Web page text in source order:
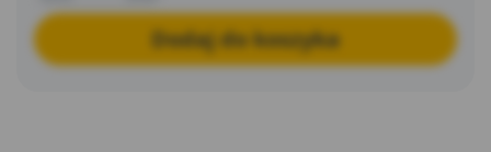
Dodaj do koszyka